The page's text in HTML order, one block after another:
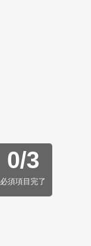
0/3
必須項目完了